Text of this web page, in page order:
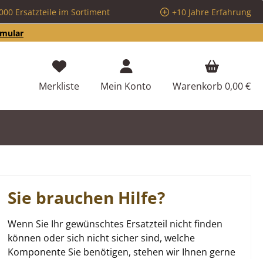
Ersatzteile im Sortiment
+10 Jahre Erfahrung
MerklisteDu hast 0 Produkte auf dem Merkzettel
Mein Konto Warenkorb 0,00 €
Sie brauchen Hilfe?
Wenn Sie Ihr gewünschtes Ersatzteil nicht finden
können oder sich nicht sicher sind, welche
Komponente Sie benötigen, stehen wir Ihnen gerne